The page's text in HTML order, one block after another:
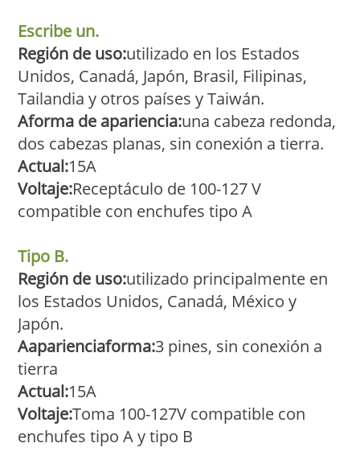
Escribe un.
Región de uso:utilizado en los Estados
Unidos, Canadá, Japón, Brasil, Filipinas,
Tailandia y otros países y Taiwán.
Aforma de apariencia:una cabeza redonda,
dos cabezas planas, sin conexión a tierra.
Actual:15A
Voltaje:Receptáculo de 100-127 V
compatible con enchufes tipo A
Tipo B.
Región de uso:utilizado principalmente en
los Estados Unidos, Canadá, México y
Japón.
Aaparienciaforma:3 pines, sin conexión a
tierra
Actual:15A
Voltaje:Toma 100-127V compatible con
enchufes tipo A y tipo B